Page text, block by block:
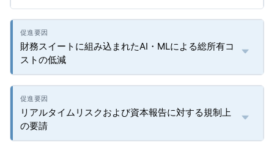
財務スイートに組み込まれたAI・MLによる総所有コ
ストの低減
リアルタイムリスクおよび資本報告に対する規制上
の要請